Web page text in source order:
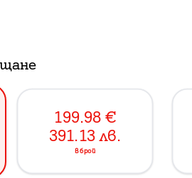
199.98 €
391.13 лв.
в брой